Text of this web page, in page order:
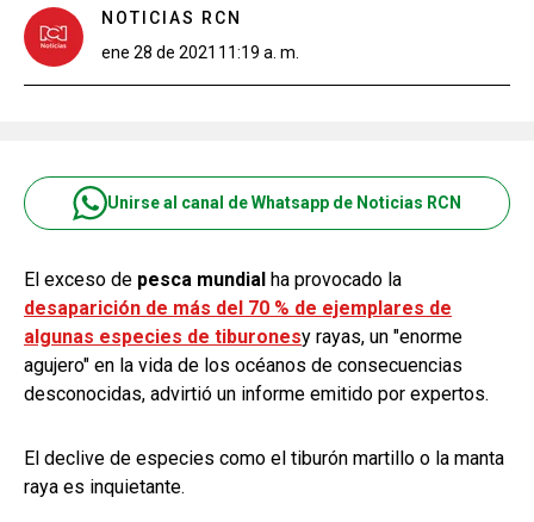
NOTICIAS RCN
ene 28 de 2021 11:19 a. m.
Unirse al canal de Whatsapp de Noticias RCN
El exceso de pesca mundial ha provocado la
desaparición de más del 70 % de ejemplares de
algunas especies de tiburonesy rayas, un "enorme
agujero" en la vida de los océanos de consecuencias
desconocidas, advirtió un informe emitido por expertos.
El declive de especies como el tiburón martillo o la manta
raya es inquietante.